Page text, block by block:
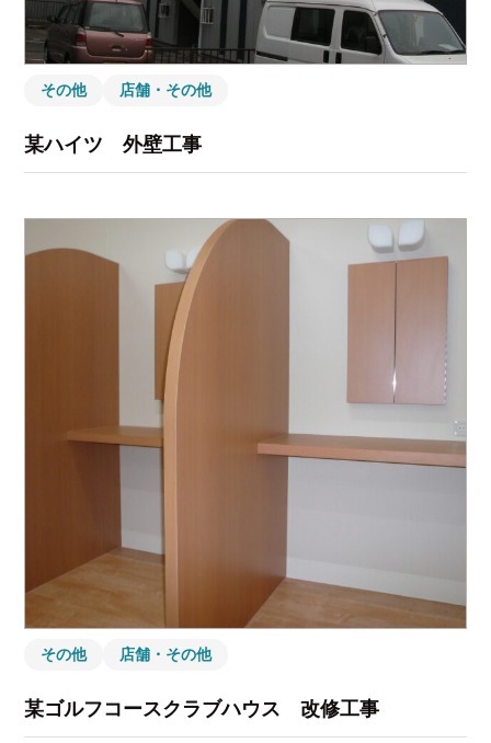
その他 店舗・その他
某ハイツ 外壁工事
その他 店舗・その他
某ゴルフコースクラブハウス 改修工事